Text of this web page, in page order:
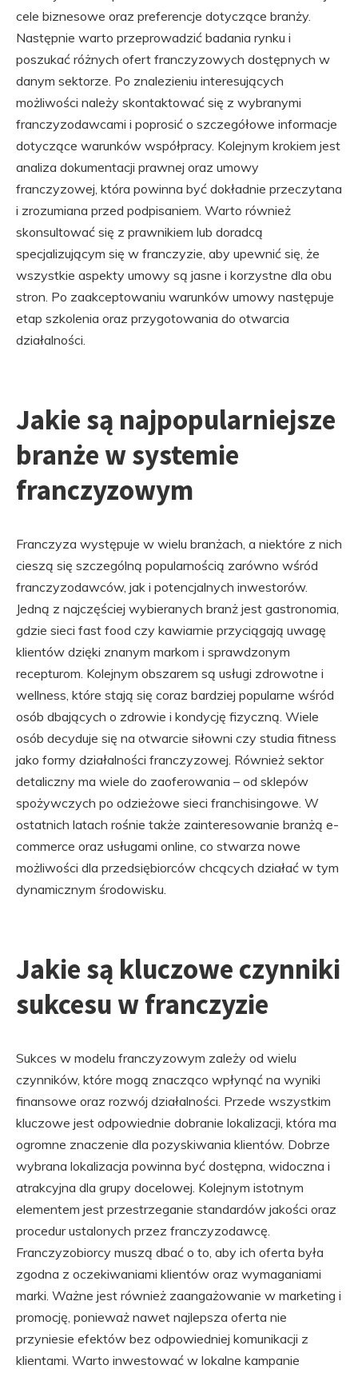
cele biznesowe oraz preferencje dotyczące branży.
Następnie warto przeprowadzić badania rynku i
poszukać różnych ofert franczyzowych dostępnych w
danym sektorze. Po znalezieniu interesujących
możliwości należy skontaktować się z wybranymi
franczyzodawcami i poprosić o szczegółowe informacje
dotyczące warunków współpracy. Kolejnym krokiem jest
analiza dokumentacji prawnej oraz umowy
franczyzowej, która powinna być dokładnie przeczytana
i zrozumiana przed podpisaniem. Warto również
skonsultować się z prawnikiem lub doradcą
specjalizującym się w franczyzie, aby upewnić się, że
wszystkie aspekty umowy są jasne i korzystne dla obu
stron. Po zaakceptowaniu warunków umowy następuje
etap szkolenia oraz przygotowania do otwarcia
działalności.
Jakie są najpopularniejsze
branże w systemie
franczyzowym
Franczyza występuje w wielu branżach, a niektóre z nich
cieszą się szczególną popularnością zarówno wśród
franczyzodawców, jak i potencjalnych inwestorów.
Jedną z najczęściej wybieranych branż jest gastronomia,
gdzie sieci fast food czy kawiarnie przyciągają uwagę
klientów dzięki znanym markom i sprawdzonym
recepturom. Kolejnym obszarem są usługi zdrowotne i
wellness, które stają się coraz bardziej popularne wśród
osób dbających o zdrowie i kondycję fizyczną. Wiele
osób decyduje się na otwarcie siłowni czy studia fitness
jako formy działalności franczyzowej. Również sektor
detaliczny ma wiele do zaoferowania – od sklepów
spożywczych po odzieżowe sieci franchisingowe. W
ostatnich latach rośnie także zainteresowanie branżą e-
commerce oraz usługami online, co stwarza nowe
możliwości dla przedsiębiorców chcących działać w tym
dynamicznym środowisku.
Jakie są kluczowe czynniki
sukcesu w franczyzie
Sukces w modelu franczyzowym zależy od wielu
czynników, które mogą znacząco wpłynąć na wyniki
finansowe oraz rozwój działalności. Przede wszystkim
kluczowe jest odpowiednie dobranie lokalizacji, która ma
ogromne znaczenie dla pozyskiwania klientów. Dobrze
wybrana lokalizacja powinna być dostępna, widoczna i
atrakcyjna dla grupy docelowej. Kolejnym istotnym
elementem jest przestrzeganie standardów jakości oraz
procedur ustalonych przez franczyzodawcę.
Franczyzobiorcy muszą dbać o to, aby ich oferta była
zgodna z oczekiwaniami klientów oraz wymaganiami
marki. Ważne jest również zaangażowanie w marketing i
promocję, ponieważ nawet najlepsza oferta nie
przyniesie efektów bez odpowiedniej komunikacji z
klientami. Warto inwestować w lokalne kampanie